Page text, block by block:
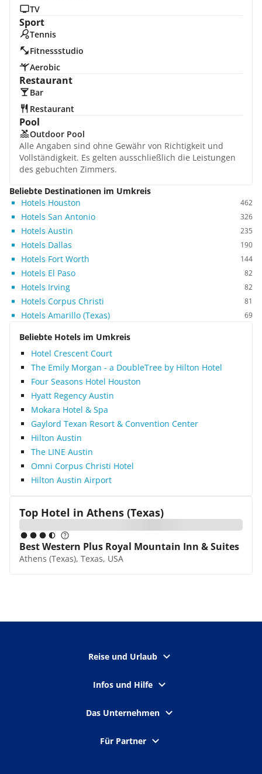
TV
Sport
Tennis
Fitnessstudio
Aerobic
Restaurant
Bar
Restaurant
Pool
Outdoor Pool
Alle Angaben sind ohne Gewähr von Richtigkeit und
Vollständigkeit. Es gelten ausschließlich die Leistungen
des gebuchten Zimmers.
Beliebte Destinationen im Umkreis
Hotels Houston
462
Hotels San Antonio 326
Hotels Austin 235
Hotels Dallas 190
Hotels Fort Worth 144
Hotels El Paso 82
Hotels Irving 82
Hotels Corpus Christi 81
Hotels Amarillo (Texas) 69
Beliebte Hotels im Umkreis
Hotel Crescent Court
The Emily Morgan - a DoubleTree by Hilton Hotel
Four Seasons Hotel Houston
Hyatt Regency Austin
Mokara Hotel & Spa
Gaylord Texan Resort & Convention Center
Hilton Austin
The LINE Austin
Omni Corpus Christi Hotel
Hilton Austin Airport
Top Hotel in Athens (Texas)
Best Western Plus Royal Mountain Inn & Suites
Athens (Texas), Texas, USA
Reise und Urlaub
Infos und Hilfe
Das Unternehmen
Für Partner